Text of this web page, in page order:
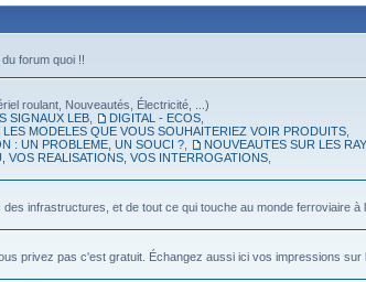
forum quoi !!
roulant, Nouveautés, Électricité, ...)
SIGNAUX LEB DIGITAL - ECOS
LES MODELES QUE VOUS SOUHAITERIEZ VOIR PRODUITS
: UN PROBLEME, UN SOUCI ? NOUVEAUTES SUR LES
VOS REALISATIONS, VOS INTERROGATIONS
infrastructures, et de tout ce qui touche au monde ferroviaire à
privez pas c'est gratuit. Échangez aussi ici vos impressions sur